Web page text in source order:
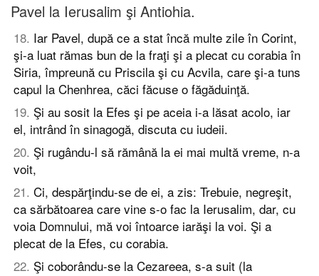
Pavel la Ierusalim şi Antiohia.
18. Iar Pavel, după ce a stat încă multe zile în Corint,
şi-a luat rămas bun de la fraţi şi a plecat cu corabia în
Siria, împreună cu Priscila şi cu Acvila, care şi-a tuns
capul la Chenhrea, căci făcuse o făgăduinţă.
19. Şi au sosit la Efes şi pe aceia i-a lăsat acolo, iar
el, intrând în sinagogă, discuta cu iudeii.
20. Şi rugându-l să rămână la ei mai multă vreme, n-a
voit,
21. Ci, despărţindu-se de ei, a zis: Trebuie, negreşit,
ca sărbătoarea care vine s-o fac la Ierusalim, dar, cu
voia Domnului, mă voi întoarce iarăşi la voi. Şi a
plecat de la Efes, cu corabia.
22. Şi coborându-se la Cezareea, s-a suit (la